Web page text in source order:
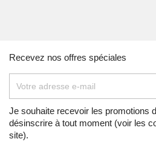
RADIATEUR
Lien
Voir
CB1000F "Big One" MUTE BLACK
Vue éclatée
RADIATEUR
Lien
Recevez nos offres spéciales
Je souhaite recevoir les promotions
désinscrire à tout moment (voir les
site).